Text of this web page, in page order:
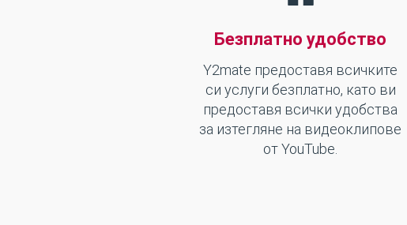
Безплатно удобство
Y2mate предоставя всичките
си услуги безплатно, като ви
предоставя всички удобства
за изтегляне на видеоклипове
от YouTube.